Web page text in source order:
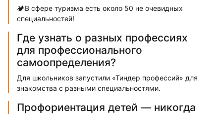
🏕В сфере туризма есть около 50 не очевидных
специальностей!
Где узнать о разных профессиях
для профессионального
самоопределения?
Для школьников запустили «Тиндер профессий» для
знакомства с разными специальностями.
Профориентация детей — никогда